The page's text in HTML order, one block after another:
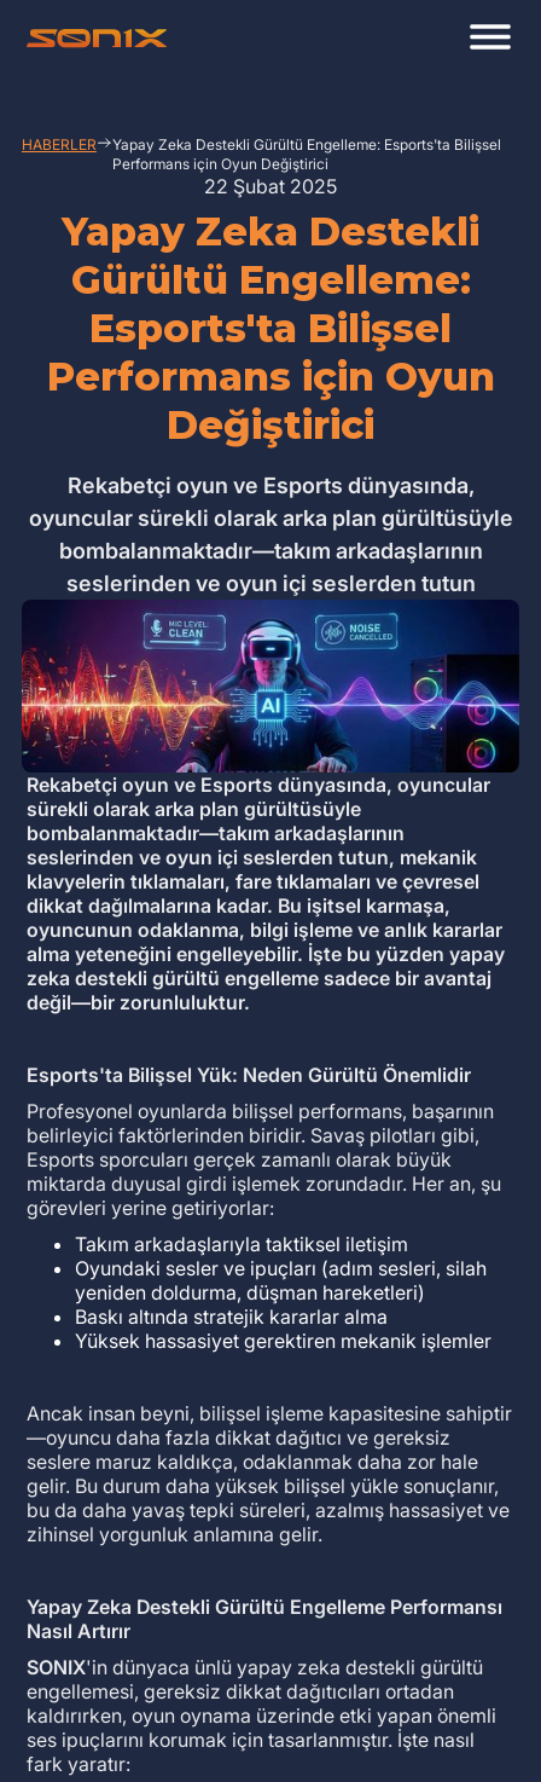
HABERLER
Yapay Zeka Destekli Gürültü Engelleme: Esports'ta Bilişsel
Performans için Oyun Değiştirici
22 Şubat 2025
Yapay Zeka Destekli
Gürültü Engelleme:
Esports'ta Bilişsel
Performans için Oyun
Değiştirici
Rekabetçi oyun ve Esports dünyasında,
oyuncular sürekli olarak arka plan gürültüsüyle
bombalanmaktadır—takım arkadaşlarının
seslerinden ve oyun içi seslerden tutun
Rekabetçi oyun ve Esports dünyasında, oyuncular
sürekli olarak arka plan gürültüsüyle
bombalanmaktadır—takım arkadaşlarının
seslerinden ve oyun içi seslerden tutun, mekanik
klavyelerin tıklamaları, fare tıklamaları ve çevresel
dikkat dağılmalarına kadar. Bu işitsel karmaşa,
oyuncunun odaklanma, bilgi işleme ve anlık kararlar
alma yeteneğini engelleyebilir. İşte bu yüzden yapay
zeka destekli gürültü engelleme sadece bir avantaj
değil—bir zorunluluktur.
Esports'ta Bilişsel Yük: Neden Gürültü Önemlidir
Profesyonel oyunlarda bilişsel performans, başarının
belirleyici faktörlerinden biridir. Savaş pilotları gibi,
Esports sporcuları gerçek zamanlı olarak büyük
miktarda duyusal girdi işlemek zorundadır. Her an, şu
görevleri yerine getiriyorlar:
Takım arkadaşlarıyla taktiksel iletişim
Oyundaki sesler ve ipuçları (adım sesleri, silah
yeniden doldurma, düşman hareketleri)
Baskı altında stratejik kararlar alma
Yüksek hassasiyet gerektiren mekanik işlemler
Ancak insan beyni, bilişsel işleme kapasitesine sahiptir
—oyuncu daha fazla dikkat dağıtıcı ve gereksiz
seslere maruz kaldıkça, odaklanmak daha zor hale
gelir. Bu durum daha yüksek bilişsel yükle sonuçlanır,
bu da daha yavaş tepki süreleri, azalmış hassasiyet ve
zihinsel yorgunluk anlamına gelir.
Yapay Zeka Destekli Gürültü Engelleme Performansı
Nasıl Artırır
SONIX'in dünyaca ünlü yapay zeka destekli gürültü
engellemesi, gereksiz dikkat dağıtıcıları ortadan
kaldırırken, oyun oynama üzerinde etki yapan önemli
ses ipuçlarını korumak için tasarlanmıştır. İşte nasıl
fark yaratır: